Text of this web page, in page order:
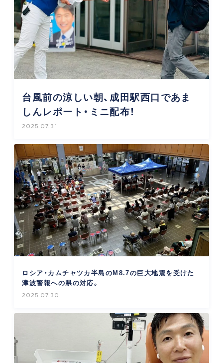
台風前の涼しい朝、成田駅西口であま
しんレポート・ミニ配布！
2025.07.31
ロシア・カムチャツカ半島のM8.7の巨大地震を受けた
津波警報への県の対応。
2025.07.30